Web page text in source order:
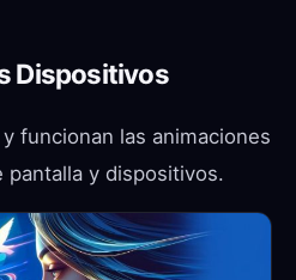
Dispositivos
funcionan las animaciones
y dispositivos.